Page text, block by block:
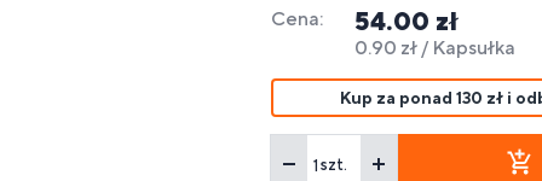
Cena: 54.00 zł
0.90 zł / Kapsułka
Kup za ponad 130 zł i
szt.